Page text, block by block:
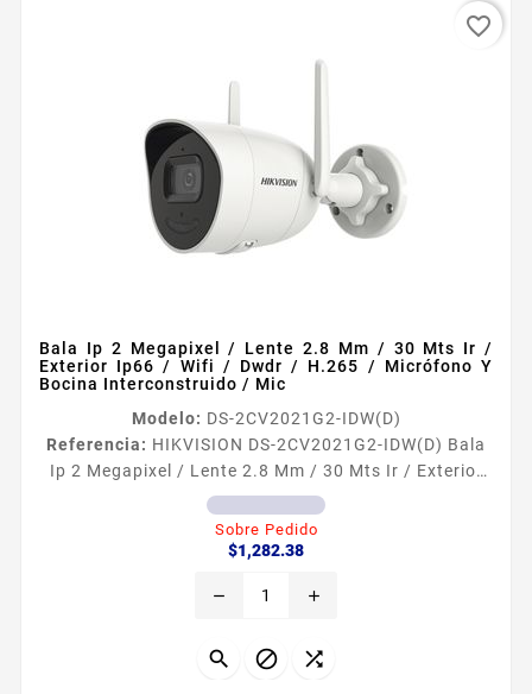
Bala Ip 2 Megapixel / Lente 2.8 Mm / 30 Mts Ir /
Exterior Ip66 / Wifi / Dwdr / H.265 / Micrófono Y
Bocina Interconstruido / Mic
Modelo: DS-2CV2021G2-IDW(D)
Referencia: HIKVISION DS-2CV2021G2-IDW(D) Bala
Ip 2 Megapixel / Lente 2.8 Mm / 30 Mts Ir / Exterior
Ip66 / Wifi / Dwdr / H.265 / Micrófono Y Bocina
látigos de acero inoxidable Cuenta con bobinas
Características Generales 27 MHz Ajustble en campo
inoxidable 177ph...
Sobre Pedido
$1,282.38Precio
remove add
  
favorite_border